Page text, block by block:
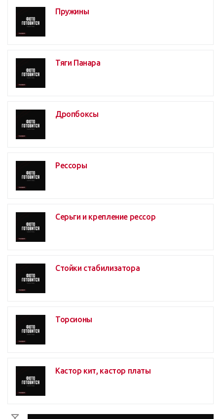
Пружины
Тяги Панара
Дропбоксы
Рессоры
Серьги и крепление рессор
Стойки стабилизатора
Торсионы
Кастор кит, кастор платы